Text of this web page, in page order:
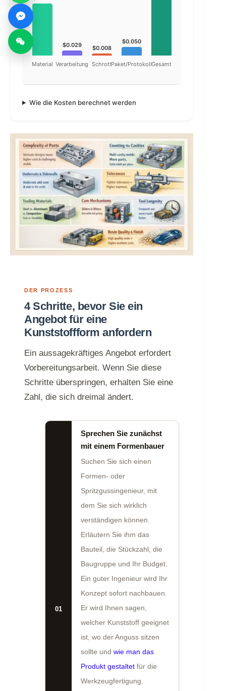
Material
$0.029
Verarbeitung
$0.008
Schrott
$0.050
Paket/ProtokollGesamt
Wie die Kosten berechnet werden
DER PROZESS
4 Schritte, bevor Sie ein
Angebot für eine
Kunststoffform anfordern
Ein aussagekräftiges Angebot erfordert
Vorbereitungsarbeit. Wenn Sie diese
Schritte überspringen, erhalten Sie eine
Zahl, die sich dreimal ändert.
01
Sprechen Sie zunächst
mit einem Formenbauer
Suchen Sie sich einen
Formen- oder
Spritzgussingenieur, mit
dem Sie sich wirklich
verständigen können.
Erläutern Sie ihm das
Bauteil, die Stückzahl, die
Baugruppe und Ihr Budget.
Ein guter Ingenieur wird Ihr
Konzept sofort nachbauen.
Er wird Ihnen sagen,
welcher Kunststoff geeignet
ist, wo der Anguss sitzen
sollte undwie man das
Produkt gestaltet für die
Werkzeugfertigung.